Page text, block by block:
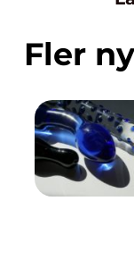
Fler